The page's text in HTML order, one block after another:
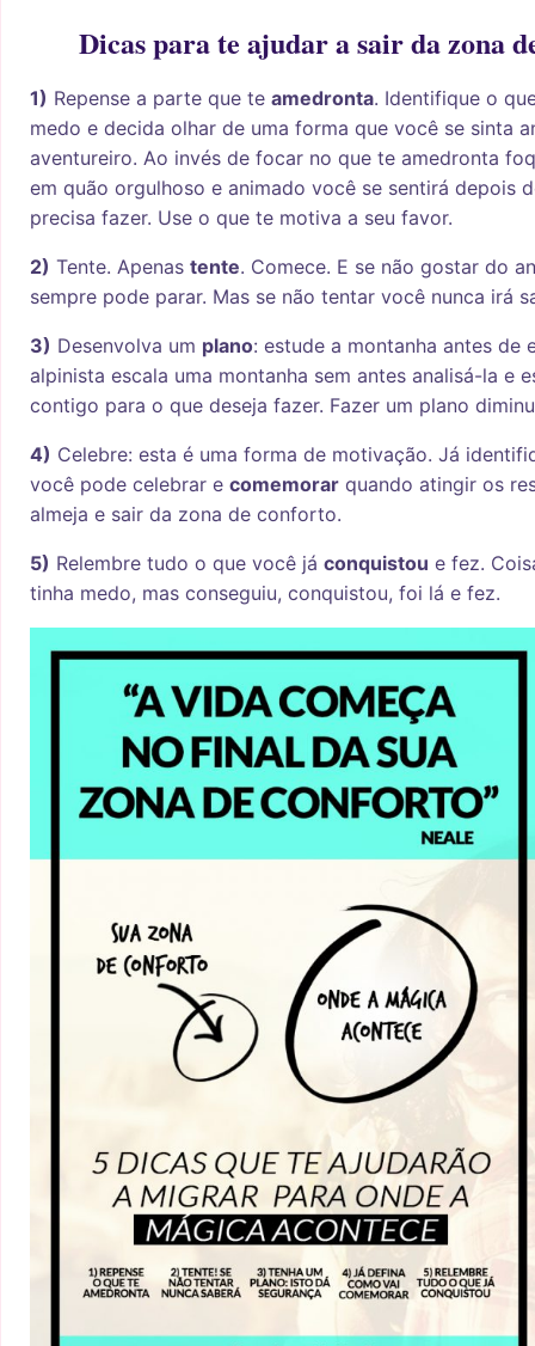
Dicas para te ajudar a sair da zona
1) Repense a parte que te amedronta. Identifique o
medo e decida olhar de uma forma que você se sinta
aventureiro. Ao invés de focar no que te amedronta
em quão orgulhoso e animado você se sentirá depois
precisa fazer. Use o que te motiva a seu favor.
2) Tente. Apenas tente. Comece. E se não gostar do
sempre pode parar. Mas se não tentar você nunca irá
3) Desenvolva um plano: estude a montanha antes de
alpinista escala uma montanha sem antes analisá-la e
contigo para o que deseja fazer. Fazer um plano
4) Celebre: esta é uma forma de motivação. Já
você pode celebrar e comemorar quando atingir os
almeja e sair da zona de conforto.
5) Relembre tudo o que você já conquistou e fez.
tinha medo, mas conseguiu, conquistou, foi lá e fez.